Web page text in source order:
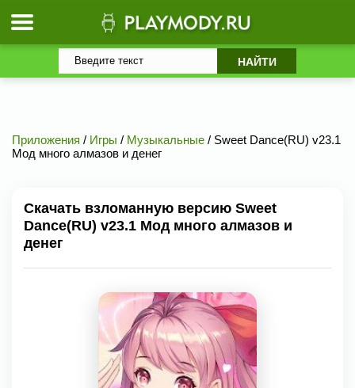
Приложения / Игры / Музыкальные / Sweet Dance(RU) v23.1
Мод много алмазов и денег
Скачать взломанную версию Sweet
Dance(RU) v23.1 Мод много алмазов и
денег